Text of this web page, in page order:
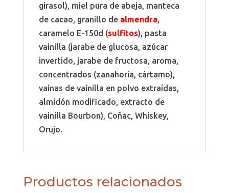
girasol), miel pura de abeja, manteca
de cacao, granillo de almendra,
caramelo E-150d (sulfitos), pasta
vainilla (jarabe de glucosa, azúcar
invertido, jarabe de fructosa, aroma,
concentrados (zanahoria, cártamo),
vainas de vainilla en polvo extraídas,
almidón modificado, extracto de
vainilla Bourbon), Coñac, Whiskey,
Orujo.
Productos relacionados